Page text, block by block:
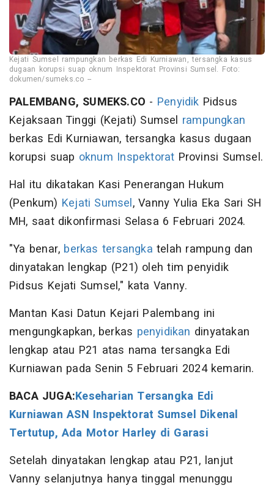
Kejati Sumsel rampungkan berkas Edi Kurniawan, tersangka kasus
dugaan korupsi suap oknum Inspektorat Provinsi Sumsel. Foto:
dokumen/sumeks.co --
PALEMBANG, SUMEKS.CO - Penyidik Pidsus
Kejaksaan Tinggi (Kejati) Sumsel rampungkan
berkas Edi Kurniawan, tersangka kasus dugaan
korupsi suap oknum Inspektorat Provinsi Sumsel.
Hal itu dikatakan Kasi Penerangan Hukum
(Penkum) Kejati Sumsel, Vanny Yulia Eka Sari SH
MH, saat dikonfirmasi Selasa 6 Februari 2024.
"Ya benar, berkas tersangka telah rampung dan
dinyatakan lengkap (P21) oleh tim penyidik
Pidsus Kejati Sumsel," kata Vanny.
Mantan Kasi Datun Kejari Palembang ini
mengungkapkan, berkas penyidikan dinyatakan
lengkap atau P21 atas nama tersangka Edi
Kurniawan pada Senin 5 Februari 2024 kemarin.
BACA JUGA:Keseharian Tersangka Edi
Kurniawan ASN Inspektorat Sumsel Dikenal
Tertutup, Ada Motor Harley di Garasi
Setelah dinyatakan lengkap atau P21, lanjut
Vanny selanjutnya hanya tinggal menunggu